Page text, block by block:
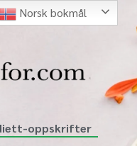
oppskrifter
Norsk bokmål